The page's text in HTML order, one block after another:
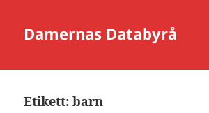
Damernas Databyrå
Etikett:barn